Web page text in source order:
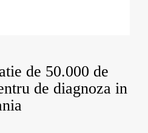
de 50.000 de
de diagnoza in